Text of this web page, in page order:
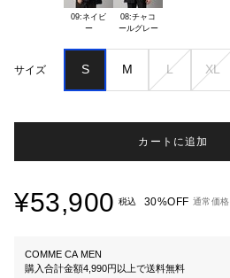
09:ネイビ
ー
08:チャコ
ールグレー
サイズ S M L XL
カートに追加
¥53,900 税込 30%OFF 通常価格
COMME CA MEN
購入合計金額4,990円以上で送料無料